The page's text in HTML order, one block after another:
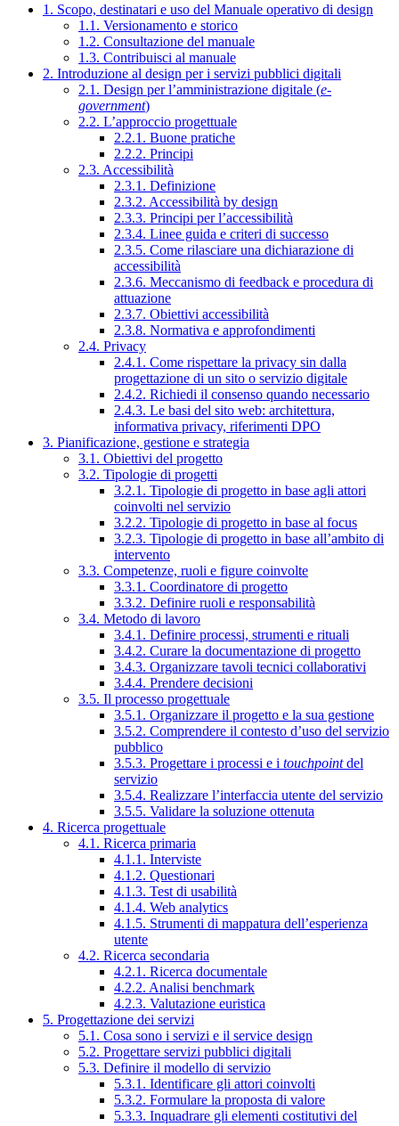
1. Scopo, destinatari e uso del Manuale operativo di design
1.1. Versionamento e storico
1.2. Consultazione del manuale
1.3. Contribuisci al manuale
2. Introduzione al design per i servizi pubblici digitali
2.1. Design per l’amministrazione digitale (e-
government)
2.2. L’approccio progettuale
2.2.1. Buone pratiche
2.2.2. Principi
2.3. Accessibilità
2.3.1. Definizione
2.3.2. Accessibilità by design
2.3.3. Principi per l’accessibilità
2.3.4. Linee guida e criteri di successo
2.3.5. Come rilasciare una dichiarazione di
accessibilità
2.3.6. Meccanismo di feedback e procedura di
attuazione
2.3.7. Obiettivi accessibilità
2.3.8. Normativa e approfondimenti
2.4. Privacy
2.4.1. Come rispettare la privacy sin dalla
progettazione di un sito o servizio digitale
2.4.2. Richiedi il consenso quando necessario
2.4.3. Le basi del sito web: architettura,
informativa privacy, riferimenti DPO
3. Pianificazione, gestione e strategia
3.1. Obiettivi del progetto
3.2. Tipologie di progetti
3.2.1. Tipologie di progetto in base agli attori
coinvolti nel servizio
3.2.2. Tipologie di progetto in base al focus
3.2.3. Tipologie di progetto in base all’ambito di
intervento
3.3. Competenze, ruoli e figure coinvolte
3.3.1. Coordinatore di progetto
3.3.2. Definire ruoli e responsabilità
3.4. Metodo di lavoro
3.4.1. Definire processi, strumenti e rituali
3.4.2. Curare la documentazione di progetto
3.4.3. Organizzare tavoli tecnici collaborativi
3.4.4. Prendere decisioni
3.5. Il processo progettuale
3.5.1. Organizzare il progetto e la sua gestione
3.5.2. Comprendere il contesto d’uso del servizio
pubblico
3.5.3. Progettare i processi e i touchpointdel
servizio
3.5.4. Realizzare l’interfaccia utente del servizio
3.5.5. Validare la soluzione ottenuta
4. Ricerca progettuale
4.1. Ricerca primaria
4.1.1. Interviste
4.1.2. Questionari
4.1.3. Test di usabilità
4.1.4. Web analytics
4.1.5. Strumenti di mappatura dell’esperienza
utente
4.2. Ricerca secondaria
4.2.1. Ricerca documentale
4.2.2. Analisi benchmark
4.2.3. Valutazione euristica
5. Progettazione dei servizi
5.1. Cosa sono i servizi e il service design
5.2. Progettare servizi pubblici digitali
5.3. Definire il modello di servizio
5.3.1. Identificare gli attori coinvolti
5.3.2. Formulare la proposta di valore
5.3.3. Inquadrare gli elementi costitutivi del